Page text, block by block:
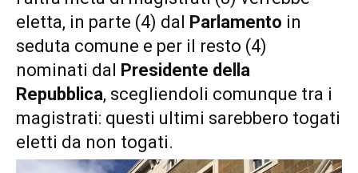
eletta, in parte (4) dal Parlamento in
seduta comune e per il resto (4)
nominati dal Presidente della
Repubblica, scegliendoli comunque tra i
magistrati: questi ultimi sarebbero togati
eletti da non togati.